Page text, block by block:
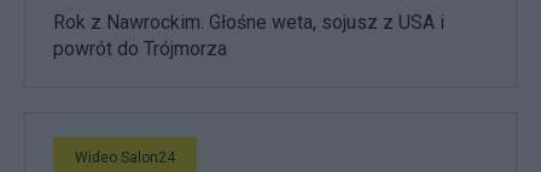
Rok z Nawrockim. Głośne weta, sojusz z USA i
powrót do Trójmorza
Wideo Salon24